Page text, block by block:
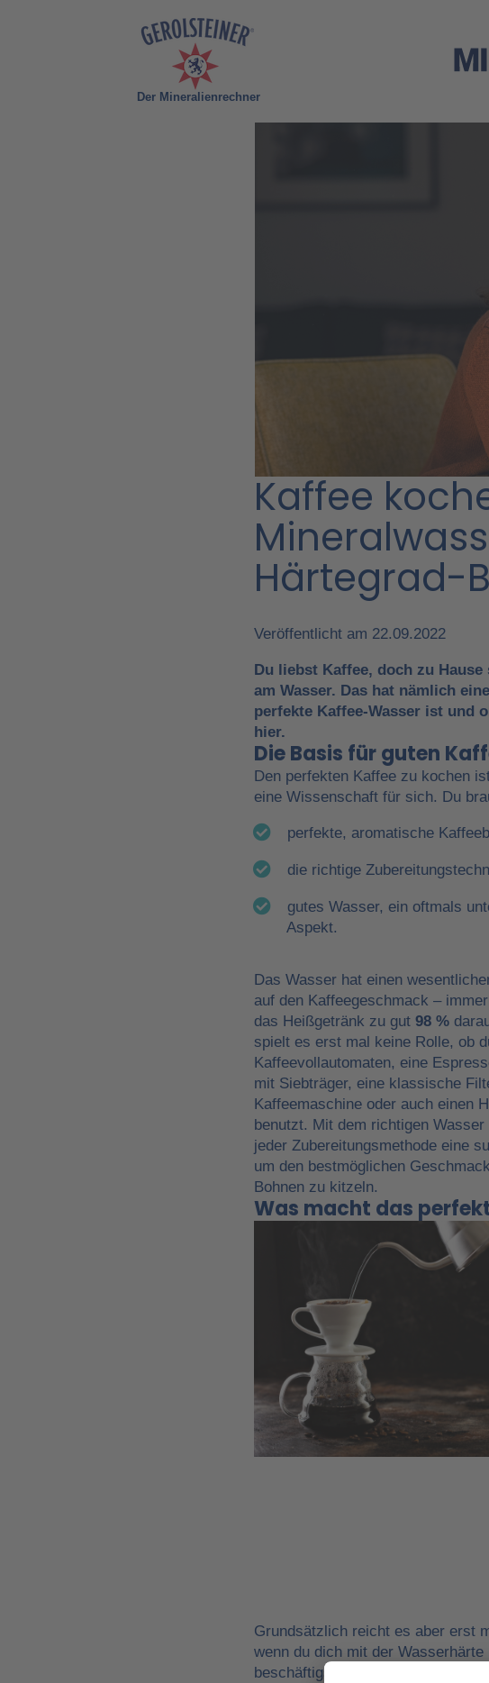
Der Mineralienrechner
Kaffee
Härtegrad-
Veröffentlicht am 22.09.2022
Du liebst Kaffee, doch zu
am Wasser. Das hat nämlich
perfekte Kaffee-Wasser ist und
hier.
Die Basis für guten
Den perfekten Kaffee zu kochen
eine Wissenschaft für sich. Du
perfekte, aromatische
die richtige
gutes Wasser, ein oftmals
Aspekt.
Das Wasser hat einen
auf den Kaffeegeschmack –
das Heißgetränk zu gut98 %
spielt es erst mal keine Rolle, ob
Kaffeevollautomaten, eine
mit Siebträger, eine klassische
Kaffeemaschine oder auch einen
benutzt. Mit dem richtigen Wasser
jeder Zubereitungsmethode eine
um den bestmöglichen
Bohnen zu kitzeln.
Was macht das
Grundsätzlich reicht es aber erst
wenn du dich mit der Wasserhärte
beschäftigst. Diese wird in °dH